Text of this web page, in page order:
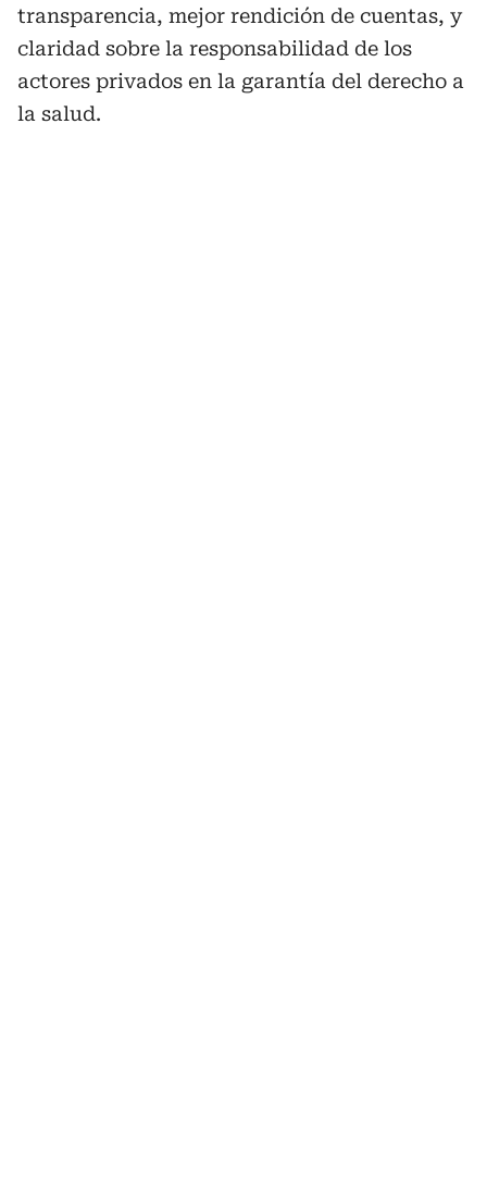
transparencia, mejor rendición de cuentas, y
claridad sobre la responsabilidad de los
actores privados en la garantía del derecho a
la salud.